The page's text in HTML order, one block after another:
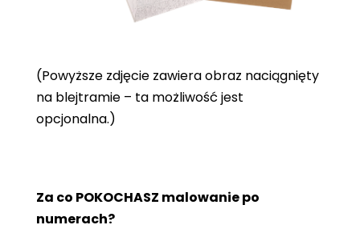
(Powyższe zdjęcie zawiera obraz naciągnięty
na blejtramie – ta możliwość jest
opcjonalna.)
Za co POKOCHASZ malowanie po
numerach?